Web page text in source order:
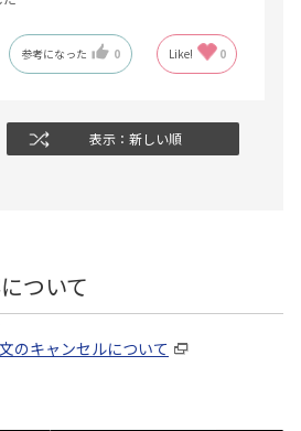
参考になった 0 Like! 0
表示：新しい順
ついて
のキャンセルについて